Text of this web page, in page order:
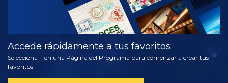
Accede rápidamente a tus favoritos
Selecciona + en una Página del Programa para comenzar a crear tus
favoritos